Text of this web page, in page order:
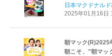
めるチーズケー
ーヨークチーズケ
日本マクドナル
2025年01月16日
朝マック(R)2025
朝こそ、"朝マッ